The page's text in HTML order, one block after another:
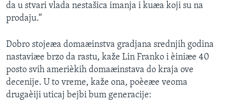
da u stvari vlada nestašica imanja i kuæa koji su na
prodaju.“
Dobro stojeæa domaæinstva gradjana srednjih godina
nastaviæe brzo da rastu, kaže Lin Franko i èiniæe 40
posto svih amerièkih domaæinstava do kraja ove
decenije. U to vreme, kaže ona, poèeæe veoma
drugaèiji uticaj bejbi bum generacije: